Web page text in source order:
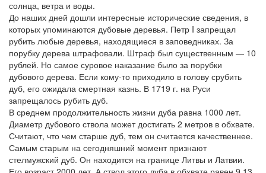
солнца, ветра и воды.
До наших дней дошли интересные исторические сведения, в
которых упоминаются дубовые деревья. Петр I запрещал
рубить любые деревья, находящиеся в заповедниках. За
порубку дерева штрафовали. Штраф был существенным — 10
рублей. Но самое суровое наказание было за порубки
дубового дерева. Если кому-то приходило в голову срубить
дуб, его ожидала смертная казнь. В 1719 г. на Руси
запрещалось рубить дуб.
В среднем продолжительность жизни дуба равна 1000 лет.
Диаметр дубового ствола может достигать 2 метров в обхвате.
Считают, что чем старше дуб, тем он считается качественнее.
Самым старым на сегодняшний момент признают
стелмужский дуб. Он находится на границе Литвы и Латвии.